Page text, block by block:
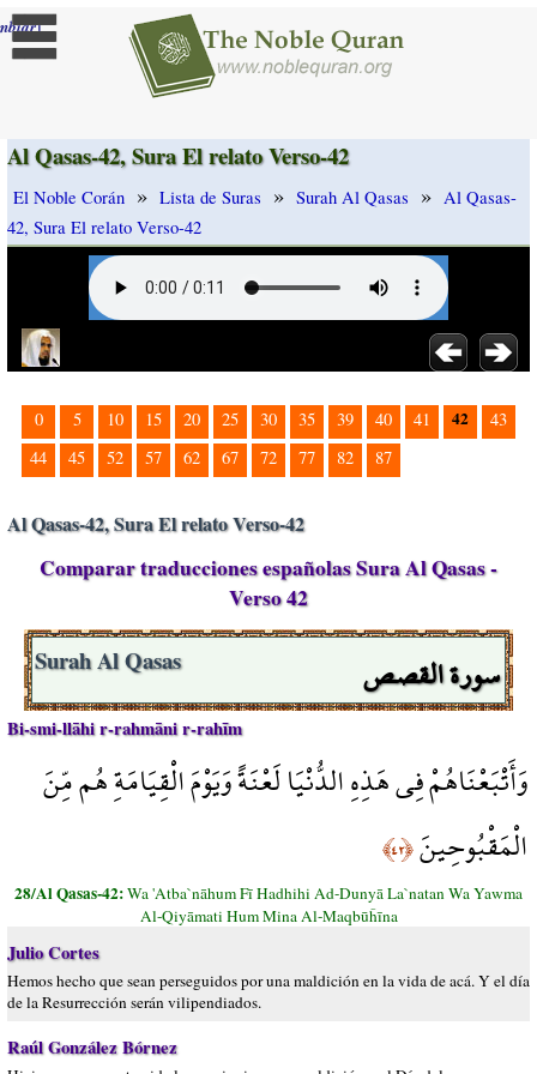
]
Al Qasas-42, Sura El relato Verso-42
El Noble Corán » Lista de Suras » Surah Al Qasas » Al Qasas-
42, Sura El relato Verso-42
0 5 10 15 20 25 30 35 39 40 41 42
43
44
45 52 57 62 67 72 77 82 87
Al Qasas-42, Sura El relato Verso-42
Comparar traducciones españolas Sura Al Qasas -
Verso 42
سورة القصص Surah Al Qasas
Bi-smi-llāhi r-rahmāni r-rahīm
وَأَتْبَعْنَاهُمْ فِي هَذِهِ الدُّنْيَا لَعْنَةً وَيَوْمَ الْقِيَامَةِ هُم مِّنَ
الْمَقْبُوحِينَ﴿٤٢﴾
28/Al Qasas-42:Wa 'Atba`nāhum Fī Hadhihi Ad-Dunyā La`natan Wa Yawma
Al-Qiyāmati Hum Mina Al-Maqbūĥīna
Julio Cortes
Hemos hecho que sean perseguidos por una maldición en la vida de acá. Y el día
de la Resurrección serán vilipendiados.
Raúl González Bórnez